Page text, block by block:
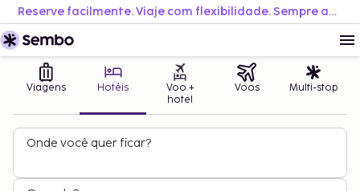
Reserve facilmente. Viaje com flexibilidade. Sempre ao melhor preço.
Viagens Hotéis
Voo +
hotel
Voos Multi-stop
Onde você quer ficar?